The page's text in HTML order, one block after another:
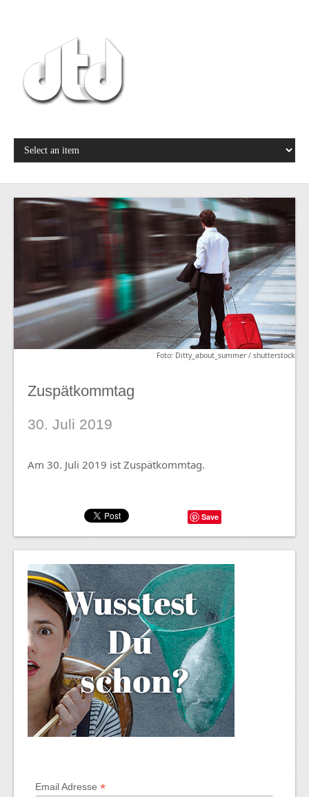
Foto: Ditty_about_summer / shutterstock
Zuspätkommtag
30. Juli 2019
Am 30. Juli 2019 ist Zuspätkommtag.
Save
Email Adresse*